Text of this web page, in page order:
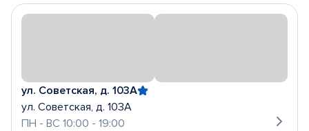
ул. Советская, д. 103А
ул. Советская, д. 103А
ПН - ВС 10:00 - 19:00